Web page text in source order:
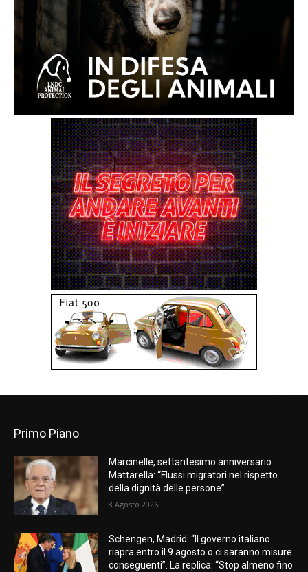
Primo Piano
Marcinelle, settantesimo anniversario.
Mattarella: “Flussi migratori nel rispetto
della dignità delle persone”
8 Agosto 2026
Schengen, Madrid: “Il governo italiano
riapra entro il 9 agosto o ci saranno misure
conseguenti”. La replica: “Stop almeno fino